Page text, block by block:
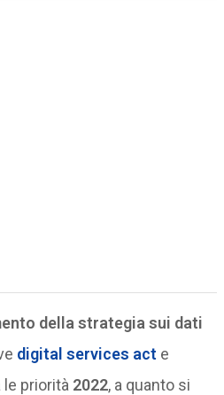
della strategia sui dati
digital services act e
le priorità 2022, a quanto si